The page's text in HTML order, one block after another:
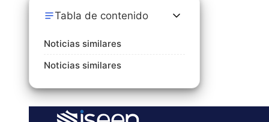
Tabla de contenido
Noticias similares
Noticias similares